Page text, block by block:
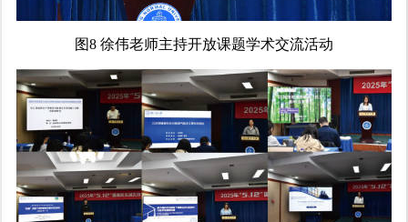
图8 徐伟老师主持开放课题学术交流活动